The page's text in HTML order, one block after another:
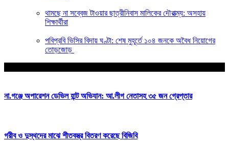
থামছে না সব্বেজ টাওয়ার ছাত্রীনিবাস মালিকের দৌরাত্ম্য: অসহায়
শিক্ষার্থীরা
পবিপ্রবি ভিসির বিদায় ঘণ্টা: শেষ মুহূর্তে ১০৪ জনকে অবৈধ নিয়োগের
তোড়জোড়
না.গঞ্জে অপারেশন ডেভিল হান্ট অভিযান: আ.লীগ নেতাসহ ৩৫ জন গ্রেপ্তার
গরীব ও দুস্থদের মাঝে শীতবস্ত্র বিতরণ করেছে বিজিবি